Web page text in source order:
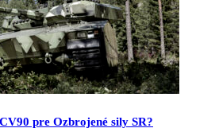
pre Ozbrojené sily SR?